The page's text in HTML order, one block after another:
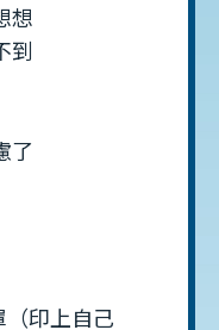
想
到
了
印上自己